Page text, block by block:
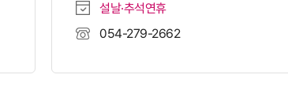
설날·추석연휴
054-279-2662